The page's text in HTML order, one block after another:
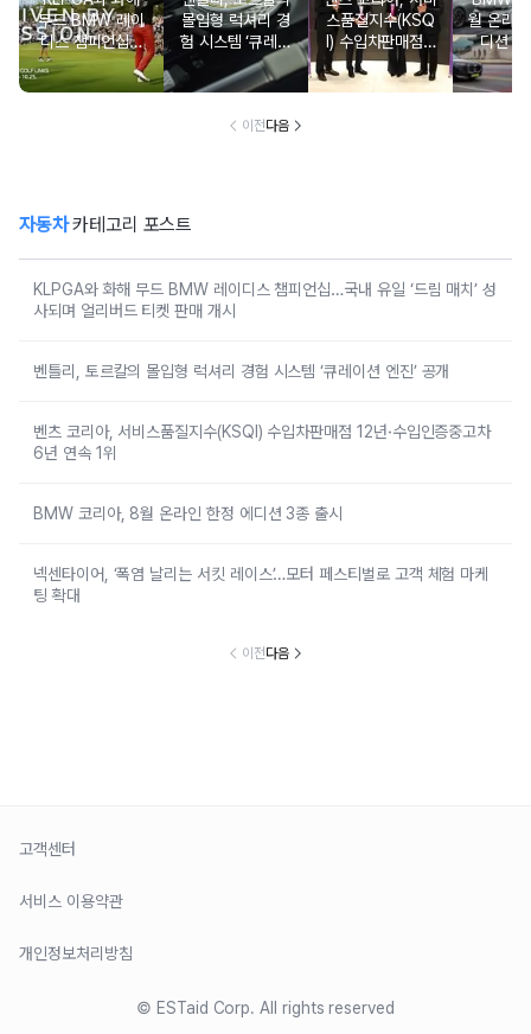
무드 BMW 레이
디스 챔피언십…
국내 유일 ‘드림
매치’ 성사되며 얼
몰입형 럭셔리 경
험 시스템 ‘큐레이
션 엔진’ 공개
스품질지수(KSQ
I) 수입차판매점 1
2년·수입인증중고
차 6년 연속 1위
월 온라
디션 3
이전다음
자동차카테고리 포스트
KLPGA와 화해 무드 BMW 레이디스 챔피언십…국내 유일 ‘드림 매치’ 성
사되며 얼리버드 티켓 판매 개시
벤틀리, 토르칼의 몰입형 럭셔리 경험 시스템 ‘큐레이션 엔진’ 공개
벤츠 코리아, 서비스품질지수(KSQI) 수입차판매점 12년·수입인증중고차
6년 연속 1위
BMW 코리아, 8월 온라인 한정 에디션 3종 출시
넥센타이어, ‘폭염 날리는 서킷 레이스’…모터 페스티벌로 고객 체험 마케
팅 확대
이전다음
고객센터
서비스 이용약관
개인정보처리방침
© ESTaid Corp. All rights reserved